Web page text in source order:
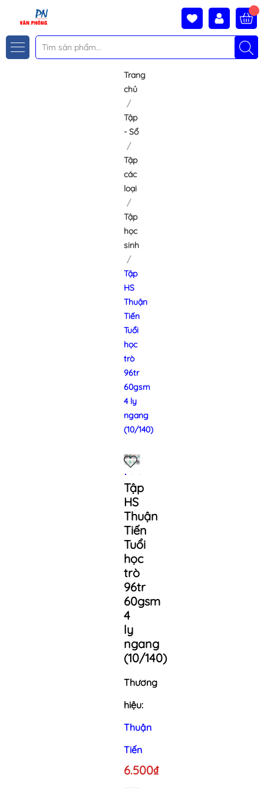
Trang
chủ
Tập
- Sổ
Tập
các
loại
Tập
học
sinh
Tập
HS
Thuận
Tiến
Tuổi
học
trò
96tr
60gsm
4 ly
ngang
(10/140)
Tập
HS
Thuận
Tiến
Tuổi
học
trò
96tr
60gsm
4
ly
ngang
(10/140)
Thương
hiệu:
Thuận
Tiến
6.500₫